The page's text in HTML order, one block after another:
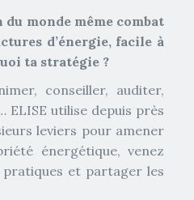
monde même combat
d’énergie, facile à
ta stratégie ?
conseiller, auditer,
ELISE utilise depuis près
leviers pour amener
énergétique, venez
et partager les